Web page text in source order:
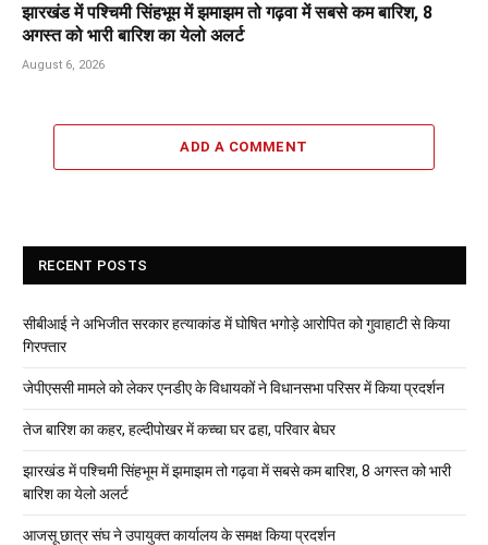
झारखंड में पश्चिमी सिंहभूम में झमाझम तो गढ़वा में सबसे कम बारिश, 8
अगस्त को भारी बारिश का येलो अलर्ट
August 6, 2026
ADD A COMMENT
RECENT POSTS
सीबीआई ने अभिजीत सरकार हत्याकांड में घोषित भगोड़े आरोपित को गुवाहाटी से किया
गिरफ्तार
जेपीएससी मामले को लेकर एनडीए के विधायकों ने विधानसभा परिसर में किया प्रदर्शन
तेज बारिश का कहर, हल्दीपोखर में कच्चा घर ढहा, परिवार बेघर
झारखंड में पश्चिमी सिंहभूम में झमाझम तो गढ़वा में सबसे कम बारिश, 8 अगस्त को भारी
बारिश का येलो अलर्ट
आजसू छात्र संघ ने उपायुक्त कार्यालय के समक्ष किया प्रदर्शन